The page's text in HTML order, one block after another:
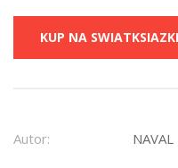
KUP NA
Autor: NAVAL